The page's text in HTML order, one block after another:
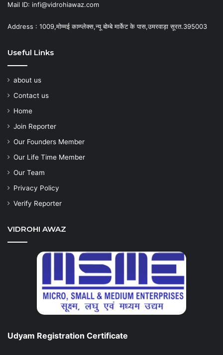
Mail ID: infi@vidrohiawaz.com
Address : 1009,मोम्मई काम्प्लेक्स,न्यू बोम्बे मार्केट के पास,उमरवाड़ा सूरत.395003
Useful Links
about us
Contact us
Home
Join Reporter
Our Founders Member
Our Life Time Member
Our Team
Privacy Policy
Verify Reporter
VIDROHI AWAZ
Udyam Registration Certificate